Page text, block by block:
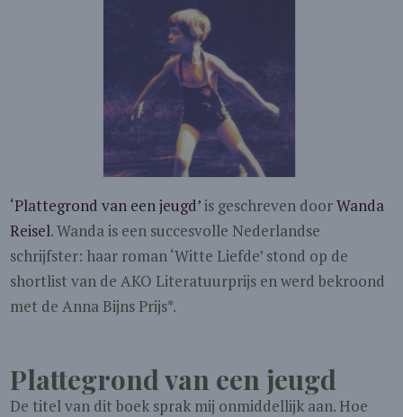
‘Plattegrond van een jeugd’is geschreven doorWanda
Reisel. Wanda is een succesvolle Nederlandse
schrijfster: haar roman ‘Witte Liefde’ stond op de
shortlist van de AKO Literatuurprijs en werd bekroond
met de Anna Bijns Prijs*.
Plattegrond van een jeugd
De titel van dit boek sprak mij onmiddellijk aan. Hoe